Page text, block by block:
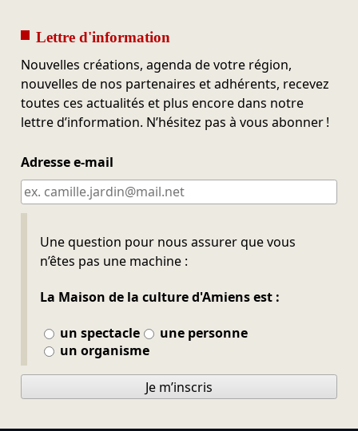
Lettre d'information
Nouvelles créations, agenda de votre région,
nouvelles de nos partenaires et adhérents, recevez
toutes ces actualités et plus encore dans notre
lettre d’information. N’hésitez pas à vous abonner !
Adresse e-mail
Une question pour nous assurer que vous
n’êtes pas une machine :
La Maison de la culture d'Amiens est :
un spectacle
une personne
un organisme
Ne pas remplir
Je m’inscris